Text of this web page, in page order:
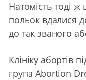
Натомість тоді
польок вдалися
до так званого
Клініку абортів
група Abortion